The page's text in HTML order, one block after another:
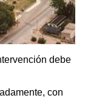
debe
con